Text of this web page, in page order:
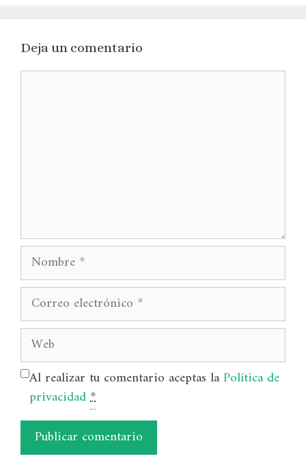
Deja un comentario
Nombre
Correo
electrónico
Web
Al realizar tu comentario aceptas laPolítica de
privacidad*